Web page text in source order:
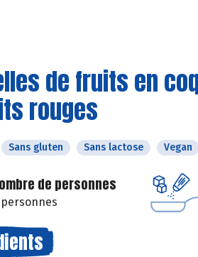
de fruits en
rouges
Sans gluten Sans lactose Vegan
de personnes